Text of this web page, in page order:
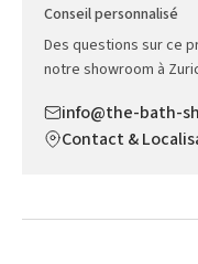
Conseil personnalisé
Des questions sur ce
notre showroom à
info@the-bath-
Contact &